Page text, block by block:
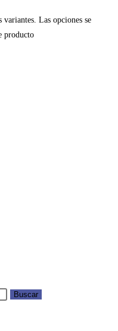
Las opciones se
producto
Buscar